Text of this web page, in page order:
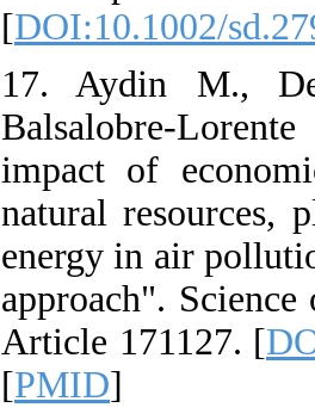
[DOI:10.1002/
17. Aydin M.,
Balsalobre-
impact of
natural resources,
energy in air
approach".
Article 171127. [
[PMID]